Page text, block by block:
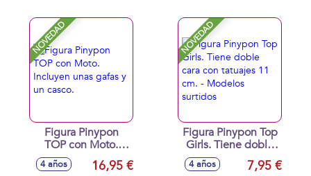
accesorios -
Modelos surtidos
NOVEDAD
Figura Pinypon
TOP con Moto.
Incluyen unas gafas
y un casco.
4 años 16,95 €
NOVEDAD
Figura Pinypon Top
Girls. Tiene doble
cara con tatuajes 11
cm. - Modelos
4 años 7,95 €